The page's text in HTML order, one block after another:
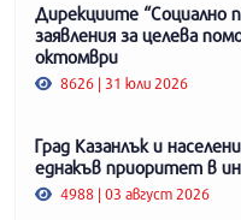
Дирекциите “Социално
заявления за целева
октомври
8626 | 31 юли 2026
Град Казанлък и
еднакъв приоритет в
4988 | 03 август 2026